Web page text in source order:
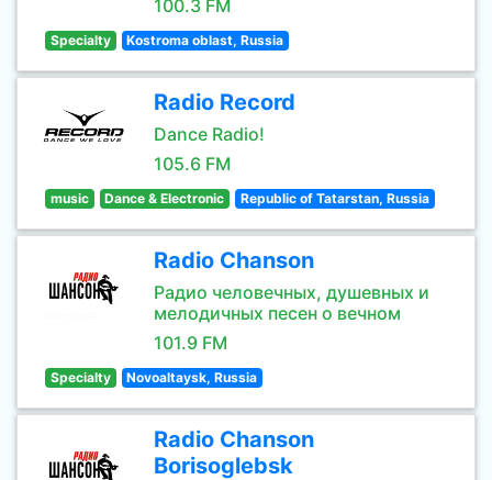
100.3 FM
Specialty Kostroma oblast, Russia
Radio Record
Dance Radio!
105.6 FM
music Dance & Electronic Republic of Tatarstan, Russia
Radio Chanson
Радио человечных, душевных и
мелодичных песен о вечном
101.9 FM
Specialty Novoaltaysk, Russia
Radio Chanson
Borisoglebsk